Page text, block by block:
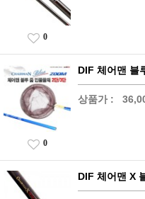
0
DIF 체어맨 블
상품가 :
0
DIF 체어맨 X